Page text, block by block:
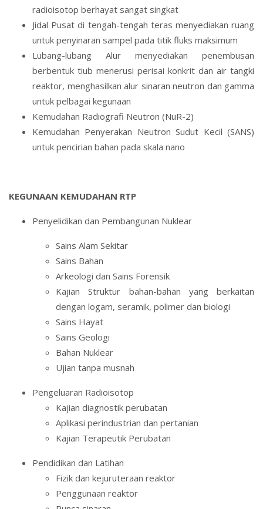
radioisotop berhayat sangat singkat
Jidal Pusat di tengah-tengah teras menyediakan ruang
untuk penyinaran sampel pada titik fluks maksimum
Lubang-lubang Alur menyediakan penembusan
berbentuk tiub menerusi perisai konkrit dan air tangki
reaktor, menghasilkan alur sinaran neutron dan gamma
untuk pelbagai kegunaan
Kemudahan Radiografi Neutron (NuR-2)
Kemudahan Penyerakan Neutron Sudut Kecil (SANS)
untuk pencirian bahan pada skala nano
KEGUNAAN KEMUDAHAN RTP
Penyelidikan dan Pembangunan Nuklear
Sains Alam Sekitar
Sains Bahan
Arkeologi dan Sains Forensik
Kajian Struktur bahan-bahan yang berkaitan
dengan logam, seramik, polimer dan biologi
Sains Hayat
Sains Geologi
Bahan Nuklear
Ujian tanpa musnah
Pengeluaran Radioisotop
Kajian diagnostik perubatan
Aplikasi perindustrian dan pertanian
Kajian Terapeutik Perubatan
Pendidikan dan Latihan
Fizik dan kejuruteraan reaktor
Penggunaan reaktor